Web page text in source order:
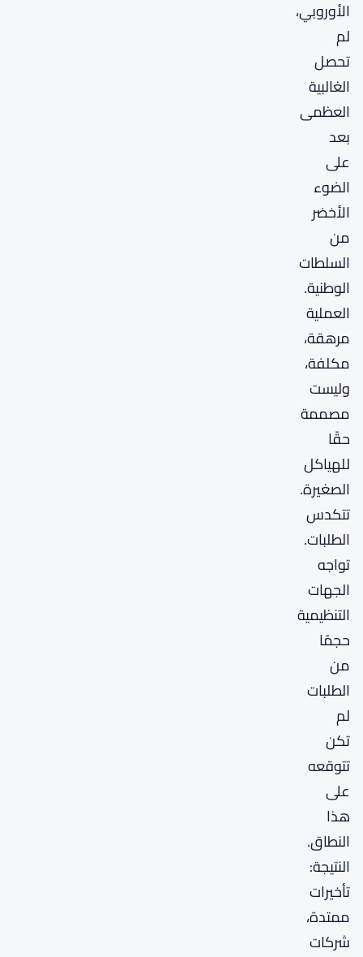
الأوروبي،
لم
تحصل
الغالبية
العظمى
بعد
على
الضوء
الأخضر
من
السلطات
الوطنية.
العملية
مرهقة،
مكلفة،
وليست
مصممة
حقًا
للهياكل
الصغيرة.
تتكدس
الطلبات.
تواجه
الجهات
التنظيمية
حجمًا
من
الطلبات
لم
تكن
تتوقعه
على
هذا
النطاق.
النتيجة:
تأخيرات
ممتدة،
شركات